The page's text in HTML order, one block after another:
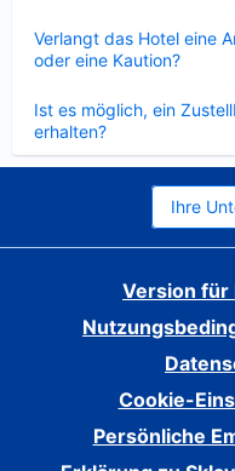
Verlangt das Hotel eine
oder eine Kaution?
Ist es möglich, ein
erhalten?
Ihre
Version
Cookie-
Persönliche